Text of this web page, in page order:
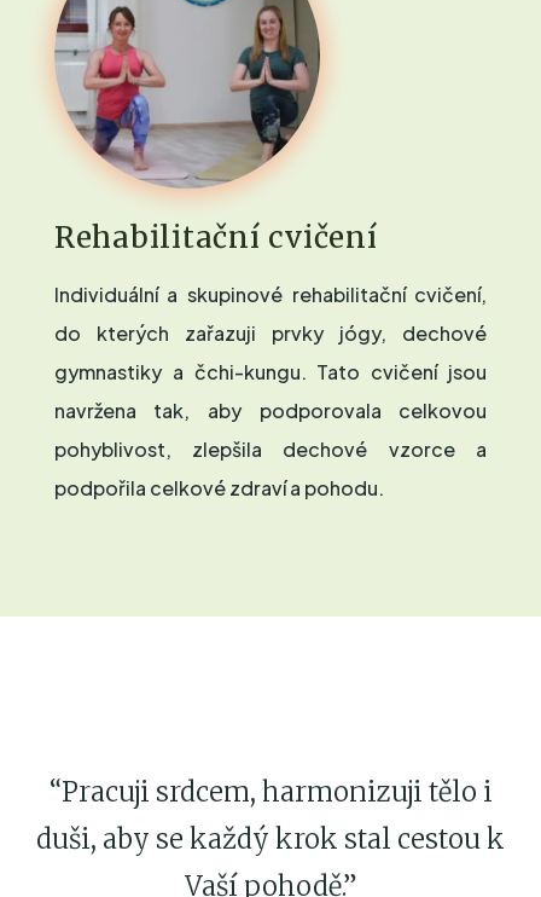
Rehabilitační cvičení
Individuální a skupinové rehabilitační cvičení,
do kterých zařazuji prvky jógy, dechové
gymnastiky a čchi-kungu. Tato cvičení jsou
navržena tak, aby podporovala celkovou
pohyblivost, zlepšila dechové vzorce a
podpořila celkové zdraví a pohodu.
“Pracuji srdcem, harmonizuji tělo i
duši, aby se každý krok stal cestou k
Vaší pohodě.”